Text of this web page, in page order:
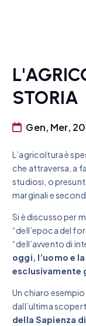
STORIA
Gen, Mer,
L’agricoltura è
che attraversa, a
studiosi, o
marginali e
Si è discusso per
“dell’epoca del
“dell’avvento di
oggi, l’uomo e
esclusivamente
Un chiaro
dall’ultima
della Sapienza